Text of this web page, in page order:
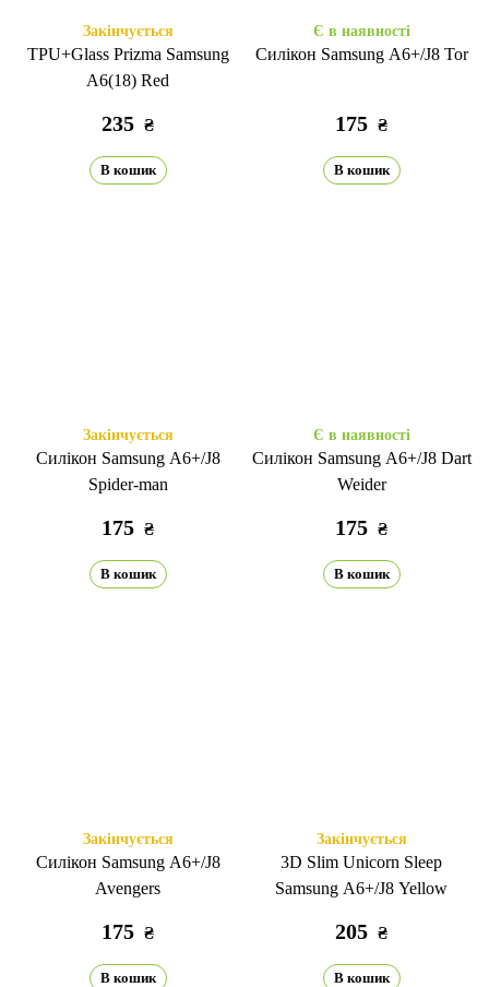
Закінчується
TPU+Glass Prizma Samsung
A6(18) Red
235 ₴
В кошик
Є в наявності
Силікон Samsung A6+/J8 Tor
175 ₴
В кошик
Закінчується
Силікон Samsung A6+/J8
Spider-man
175 ₴
В кошик
Є в наявності
Силікон Samsung A6+/J8 Dart
Weider
175 ₴
В кошик
Закінчується
Силікон Samsung A6+/J8
Avengers
175 ₴
В кошик
Закінчується
3D Slim Unicorn Sleep
Samsung A6+/J8 Yellow
205 ₴
В кошик